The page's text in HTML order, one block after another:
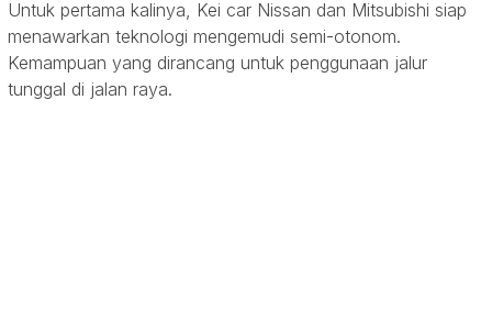
Untuk pertama kalinya, Kei car Nissan dan Mitsubishi siap
menawarkan teknologi mengemudi semi-otonom.
Kemampuan yang dirancang untuk penggunaan jalur
tunggal di jalan raya.